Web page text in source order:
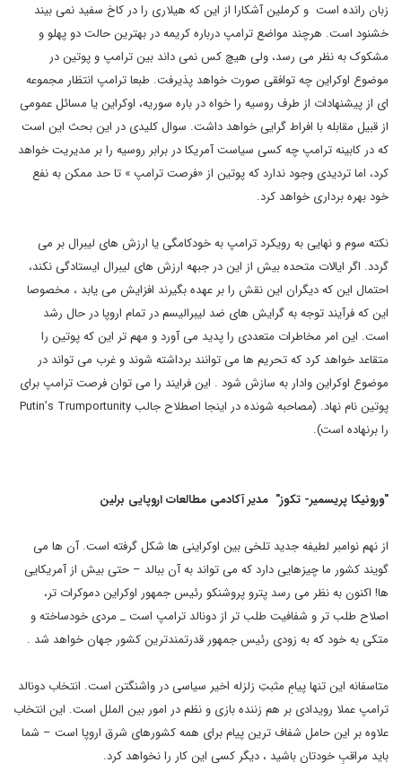
زبان رانده است و کرملین آشکارا از این که هیلاری را در کاخ سفید نمی بیند
خشنود است. هرچند مواضع ترامپ درباره کریمه در بهترین حالت دو پهلو و
مشکوک به نظر می رسد، ولی هیچ کس نمی داند بین ترامپ و پوتین در
موضوع اوکراین چه توافقی صورت خواهد پذیرفت. طبعا ترامپ انتظار مجموعه
ای از پیشنهادات از طرف روسیه را خواه در باره سوریه، اوکراین یا مسائل عمومی
از قبیل مقابله با افراط گرایی خواهد داشت. سوال کلیدی در این بحث این است
که در کابینه ترامپ چه کسی سیاست آمریکا در برابر روسیه را بر مدیریت خواهد
کرد، اما تردیدی وجود ندارد که پوتین از «فرصت ترامپ » تا حد ممکن به نفع
خود بهره برداری خواهد کرد.
نکته سوم و نهایی به رویکرد ترامپ به خودکامگی یا ارزش های لیبرال بر می
گردد. اگر ایالات متحده بیش از این در جبهه ارزش های لیبرال ایستادگی نکند،
احتمال این که دیگران این نقش را بر عهده بگیرند افزایش می یابد ، مخصوصا
این که فرآیند توجه به گرایش های ضد لیبرالیسم در تمام اروپا در حال رشد
است. این امر مخاطرات متعددی را پدید می آورد و مهم تر این که پوتین را
متقاعد خواهد کرد که تحریم ها می توانند برداشته شوند و غرب می تواند در
موضوع اوکراین وادار به سازش شود . این فرایند را می توان فرصت ترامپ برای
پوتین نام نهاد. (مصاحبه شونده در اینجا اصطلاح جالب Putin’s Trumportunity
را برنهاده است).
"ورونیکا پریسمیر- تکوز" مدیر آکادمی مطالعات اروپایی برلین
از نهم نوامبر لطیفه جدید تلخی بین اوکراینی ها شکل گرفته است. آن ها می
گویند کشور ما چیزهایی دارد که می تواند به آن ببالد – حتی بیش از آمریکایی
ها! اکنون به نظر می رسد پترو پروشنکو رئیس جمهور اوکراین دموکرات تر،
اصلاح طلب تر و شفافیت طلب تر از دونالد ترامپ است _ مردی خودساخته و
متکی به خود که به زودی رئیس جمهور قدرتمندترین کشور جهان خواهد شد .
متاسفانه این تنها پیامِ مثبتِ زلزله اخیر سیاسی در واشنگتن است. انتخاب دونالد
ترامپ عملا رویدادی بر هم زننده بازی و نظم در امور بین الملل است. این انتخاب
علاوه بر این حامل شفاف ترین پیام برای همه کشورهای شرق اروپا است – شما
باید مراقبِ خودتان باشید ، دیگر کسی این کار را نخواهد کرد.